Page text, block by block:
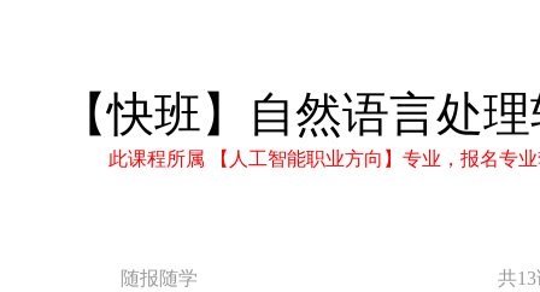
【快班】自然语言处
此课程所属 【人工智能职业方向】专业，报名专
随报随学
共